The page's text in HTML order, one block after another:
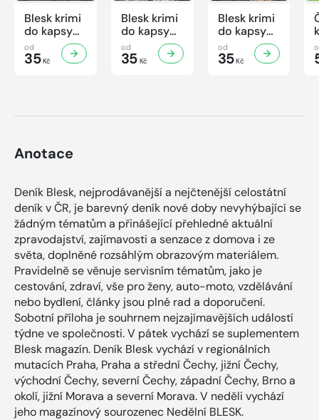
Blesk krimi
do kapsy
č.7/2026
od
35Kč
Blesk krimi
do kapsy
č.6/2026
od
35Kč
Blesk krimi
do kapsy
č.5/2026
od
35Kč
Anotace
Deník Blesk, nejprodávanější a nejčtenější celostátní
deník v ČR, je barevný deník nové doby nevyhýbající se
žádným tématům a přinášející přehledné aktuální
zpravodajství, zajímavosti a senzace z domova i ze
světa, doplněné rozsáhlým obrazovým materiálem.
Pravidelně se věnuje servisním tématům, jako je
cestování, zdraví, vše pro ženy, auto-moto, vzdělávání
nebo bydlení, články jsou plné rad a doporučení.
Sobotní příloha je souhrnem nejzajímavějších událostí
týdne ve společnosti. V pátek vychází se suplementem
Blesk magazín. Deník Blesk vychází v regionálních
mutacích Praha, Praha a střední Čechy, jižní Čechy,
východní Čechy, severní Čechy, západní Čechy, Brno a
okolí, jižní Morava a severní Morava. V neděli vychází
jeho magazínový sourozenec Nedělní BLESK.